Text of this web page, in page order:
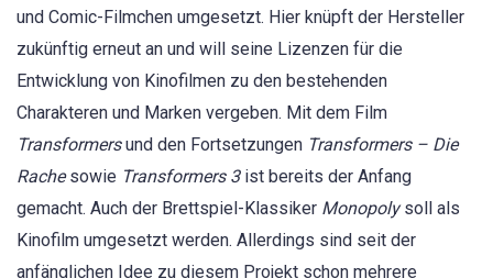
und Comic-Filmchen umgesetzt. Hier knüpft der Hersteller
zukünftig erneut an und will seine Lizenzen für die
Entwicklung von Kinofilmen zu den bestehenden
Charakteren und Marken vergeben. Mit dem Film
Transformersund den Fortsetzungen Transformers – Die
Rachesowie Transformers 3ist bereits der Anfang
gemacht. Auch der Brettspiel-Klassiker Monopolysoll als
Kinofilm umgesetzt werden. Allerdings sind seit der
anfänglichen Idee zu diesem Projekt schon mehrere